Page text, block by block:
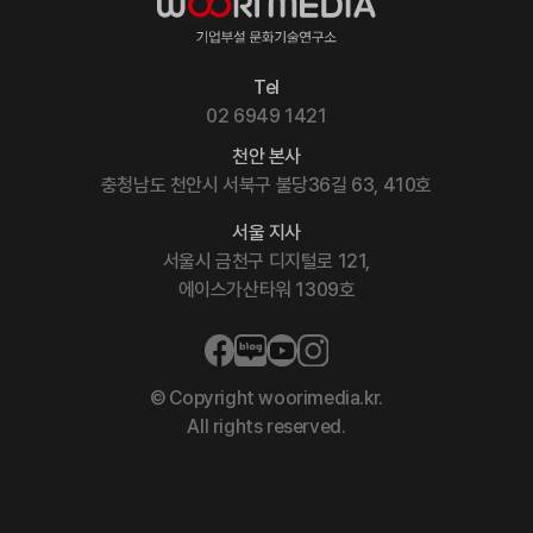
천안 본사
충청남도 천안시 서북구 불당36길 63, 410호
Tel
02 6949 1421
서울 지사
서울시 금천구 디지털로 121,
에이스가산타워 1309호
© Copyright woorimedia.kr.
All rights reserved.